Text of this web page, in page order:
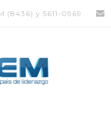
(8436) y 5611-0969